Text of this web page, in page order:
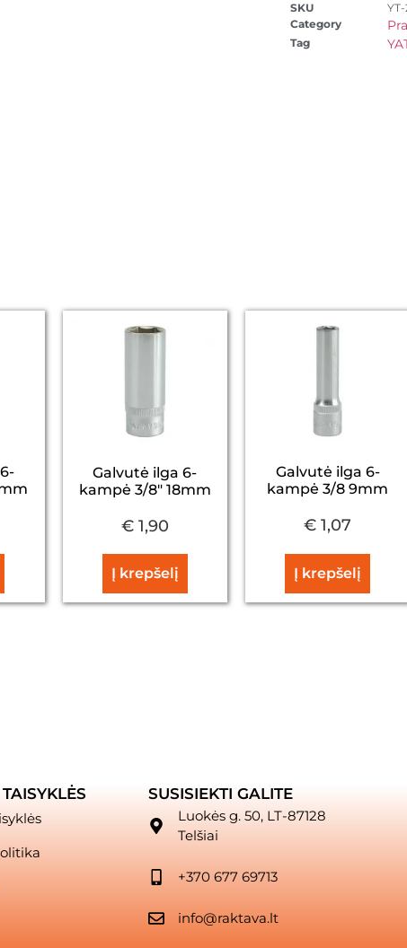
SKU
Category
Tag
Galvutė ilga 6-
kampė 3/8″ 18mm
€1,90
Į krepšelį
Galvutė ilga 6-
kampė 3/8 9mm
€ 1,07
Į krepšelį
SUSISIEKTI GALITE
Luokės g. 50, LT-87128
Telšiai
+370 677 69713
info@raktava.lt